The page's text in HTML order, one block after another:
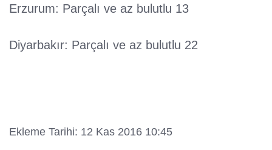
Erzurum: Parçalı ve az bulutlu 13
Diyarbakır: Parçalı ve az bulutlu 22
Ekleme Tarihi: 12 Kas 2016 10:45